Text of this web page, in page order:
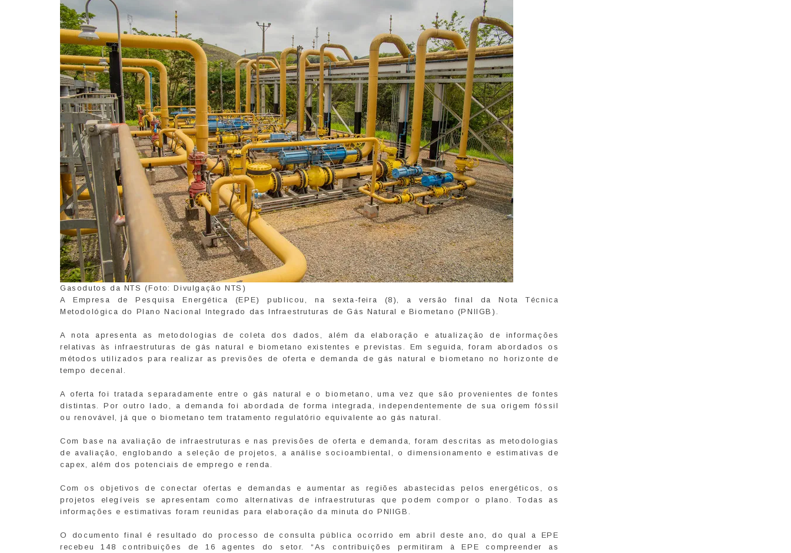
Gasodutos da NTS (Foto: Divulgação NTS)
A Empresa de Pesquisa Energética (EPE) publicou, na sexta-feira (8), a versão final da Nota Técnica
Metodológica do Plano Nacional Integrado das Infraestruturas de Gás Natural e Biometano (PNIIGB).
A nota apresenta as metodologias de coleta dos dados, além da elaboração e atualização de informações
relativas às infraestruturas de gás natural e biometano existentes e previstas. Em seguida, foram abordados os
métodos utilizados para realizar as previsões de oferta e demanda de gás natural e biometano no horizonte de
tempo decenal.
A oferta foi tratada separadamente entre o gás natural e o biometano, uma vez que são provenientes de fontes
distintas. Por outro lado, a demanda foi abordada de forma integrada, independentemente de sua origem fóssil
ou renovável, já que o biometano tem tratamento regulatório equivalente ao gás natural.
Com base na avaliação de infraestruturas e nas previsões de oferta e demanda, foram descritas as metodologias
de avaliação, englobando a seleção de projetos, a análise socioambiental, o dimensionamento e estimativas de
capex, além dos potenciais de emprego e renda.
Com os objetivos de conectar ofertas e demandas e aumentar as regiões abastecidas pelos energéticos, os
projetos elegíveis se apresentam como alternativas de infraestruturas que podem compor o plano. Todas as
informações e estimativas foram reunidas para elaboração da minuta do PNIIGB.
O documento final é resultado do processo de consulta pública ocorrido em abril deste ano, do qual a EPE
recebeu 148 contribuições de 16 agentes do setor. “As contribuições permitiram à EPE compreender as